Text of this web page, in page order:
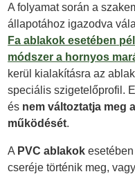
A folyamat során a
állapotához igazodva
Fa ablakok esetében
módszer a hornyos
kerül kialakításra az
speciális szigetelőprofil.
és nem változtatja meg
működését.
A PVC ablakok
cseréje történik meg,